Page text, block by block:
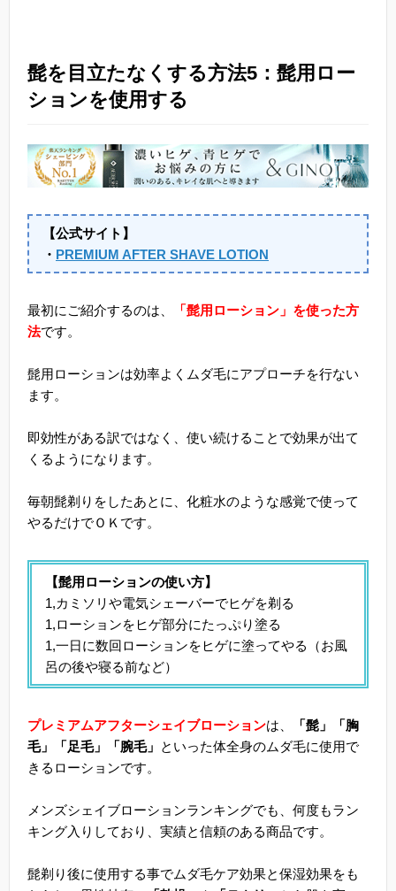
髭を目立たなくする方法5：髭用ロー
ションを使用する
【公式サイト】
・ PREMIUM AFTER SHAVE LOTION
最初にご紹介するのは、
「髭用ローション」を使った方
法です。
髭用ローションは効率よくムダ毛にアプローチを行ない
ます。
即効性がある訳ではなく、使い続けることで効果が出て
くるようになります。
毎朝髭剃りをしたあとに、化粧水のような感覚で使って
やるだけでＯＫです。
【髭用ローションの使い方】
1,カミソリや電気シェーバーでヒゲを剃る
1,ローションをヒゲ部分にたっぷり塗る
1,一日に数回ローションをヒゲに塗ってやる（お風
呂の後や寝る前など）
プレミアムアフターシェイブローションは、
「髭」「胸
毛」「足毛」「腕毛」 といった体全身のムダ毛に使用で
きるローションです。
メンズシェイブローションランキングでも、何度もラン
キング入りしており、実績と信頼のある商品です。
髭剃り後に使用する事でムダ毛ケア効果と保湿効果をも